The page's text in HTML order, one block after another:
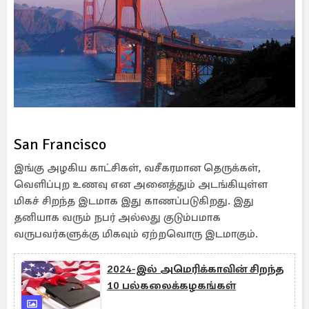
San Francisco
இங்கு அழகிய காட்சிகள், வசீகரமான தெருக்கள்,
வெளிப்புற உணவு என அனைத்தும் அடங்கியுள்ள
மிகச் சிறந்த இடமாக இது காணப்படுகிறது. இது
தனியாக வரும் நபர் அல்லது குடும்பமாக
வருபவர்களுக்கு மிகவும் ஏற்றவொரு இடமாகும்.
2024-இல் அமெரிக்காவின் சிறந்த
10 பல்கலைக்கழகங்கள்